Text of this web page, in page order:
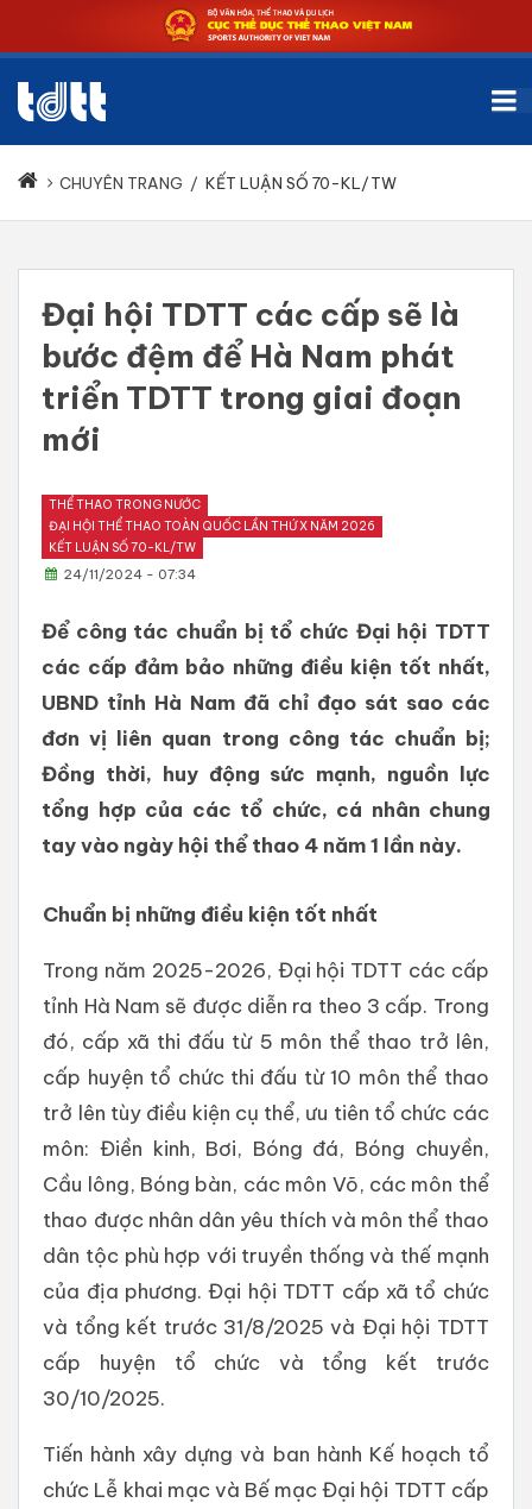
CHUYÊN TRANG / KẾT LUẬN SỐ 70-KL/TW
Đại hội TDTT các cấp sẽ là
bước đệm để Hà Nam phát
triển TDTT trong giai đoạn
mới
THỂ THAO TRONG NƯỚC
ĐẠI HỘI THỂ THAO TOÀN QUỐC LẦN THỨ X NĂM 2026
KẾT LUẬN SỐ 70-KL/TW
24/11/2024 - 07:34
Để công tác chuẩn bị tổ chức Đại hội TDTT
các cấp đảm bảo những điều kiện tốt nhất,
UBND tỉnh Hà Nam đã chỉ đạo sát sao các
đơn vị liên quan trong công tác chuẩn bị;
Đồng thời, huy động sức mạnh, nguồn lực
tổng hợp của các tổ chức, cá nhân chung
tay vào ngày hội thể thao 4 năm 1 lần này.
Chuẩn bị những điều kiện tốt nhất
Trong năm 2025-2026, Đại hội TDTT các cấp
tỉnh Hà Nam sẽ được diễn ra theo 3 cấp. Trong
đó, cấp xã thi đấu từ 5 môn thể thao trở lên,
cấp huyện tổ chức thi đấu từ 10 môn thể thao
trở lên tùy điều kiện cụ thể, ưu tiên tổ chức các
môn: Điền kinh, Bơi, Bóng đá, Bóng chuyền,
Cầu lông, Bóng bàn, các môn Võ, các môn thể
thao được nhân dân yêu thích và môn thể thao
dân tộc phù hợp với truyền thống và thế mạnh
của địa phương. Đại hội TDTT cấp xã tổ chức
và tổng kết trước 31/8/2025 và Đại hội TDTT
cấp huyện tổ chức và tổng kết trước
30/10/2025.
Tiến hành xây dựng và ban hành Kế hoạch tổ
chức Lễ khai mạc và Bế mạc Đại hội TDTT cấp